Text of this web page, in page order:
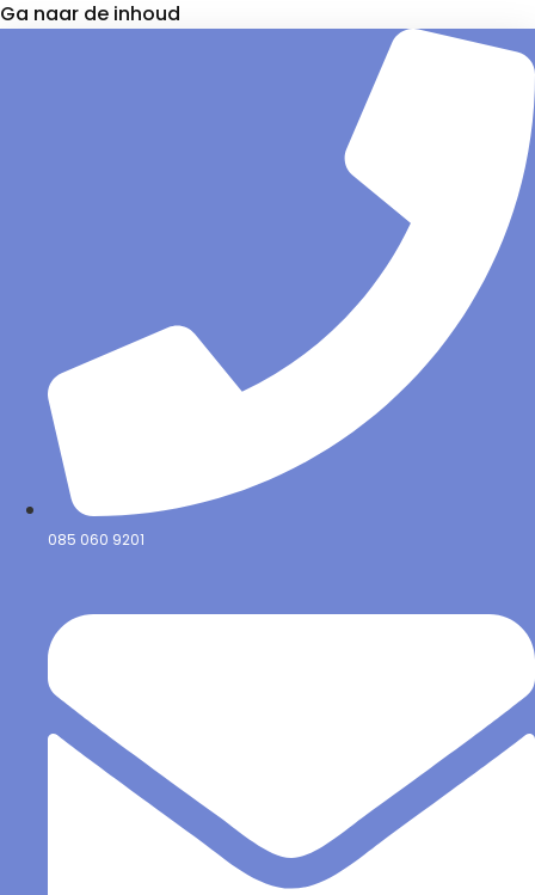
Ga naar de inhoud
085 060 9201